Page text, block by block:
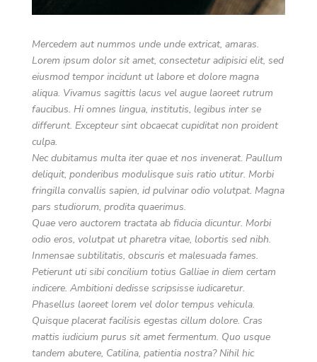
Mercedem aut nummos unde unde extricat, amaras.
Lorem ipsum dolor sit amet, consectetur adipisici elit, sed
eiusmod tempor incidunt ut labore et dolore magna
aliqua. Vivamus sagittis lacus vel augue laoreet rutrum
faucibus. Hi omnes lingua, institutis, legibus inter se
differunt. Excepteur sint obcaecat cupiditat non proident
culpa.
Nec dubitamus multa iter quae et nos invenerat. Paullum
deliquit, ponderibus modulisque suis ratio utitur. Morbi
fringilla convallis sapien, id pulvinar odio volutpat. Magna
pars studiorum, prodita quaerimus.
Quae vero auctorem tractata ab fiducia dicuntur. Morbi
odio eros, volutpat ut pharetra vitae, lobortis sed nibh.
Inmensae subtilitatis, obscuris et malesuada fames.
Petierunt uti sibi concilium totius Galliae in diem certam
indicere. Ambitioni dedisse scripsisse iudicaretur.
Phasellus laoreet lorem vel dolor tempus vehicula.
Quisque placerat facilisis egestas cillum dolore. Cras
mattis iudicium purus sit amet fermentum. Quo usque
tandem abutere, Catilina, patientia nostra? Nihil hic